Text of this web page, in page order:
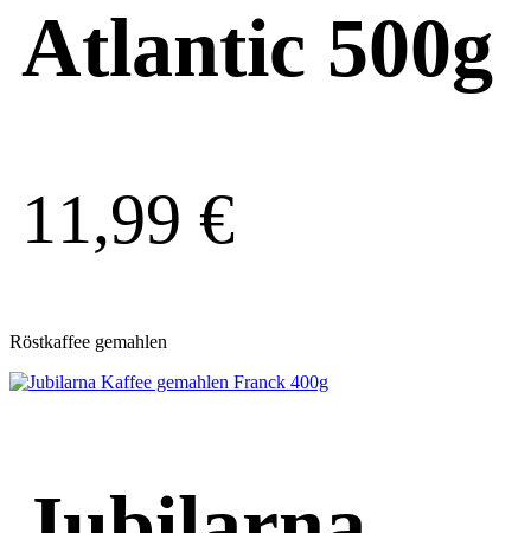
Atlantic 500g
11,99 €
Röstkaffee gemahlen